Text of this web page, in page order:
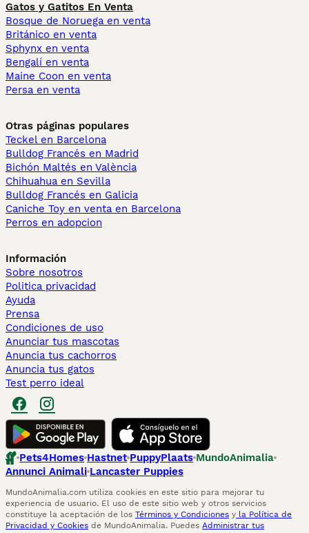
Gatos y Gatitos En Venta
Bosque de Noruega en venta
Británico en venta
Sphynx en venta
Bengalí en venta
Maine Coon en venta
Persa en venta
Otras páginas populares
Teckel en Barcelona
Bulldog Francés en Madrid
Bichón Maltés en València
Chihuahua en Sevilla
Bulldog Francés en Galicia
Caniche Toy en venta en Barcelona
Perros en adopcion
Información
Sobre nosotros
Politica privacidad
Ayuda
Prensa
Condiciones de uso
Anunciar tus mascotas
Anuncia tus cachorros
Anuncia tus gatos
Test perro ideal
Pets4Homes Hastnet PuppyPlaats MundoAnimalia
Annunci Animali Lancaster Puppies
MundoAnimalia.com utiliza cookies en este sitio para mejorar tu
experiencia de usuario. El uso de este sitio web y otros servicios
constituye la aceptación de los Términos y Condiciones y la Política de
Privacidad y Cookies de MundoAnimalia. Puedes Administrar tus